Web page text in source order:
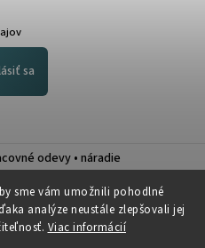
sme vám umožnili pohodlné
analýze neustále zlepšovali jej
Viac informácií
sa
odevy • náradie
QUATRO